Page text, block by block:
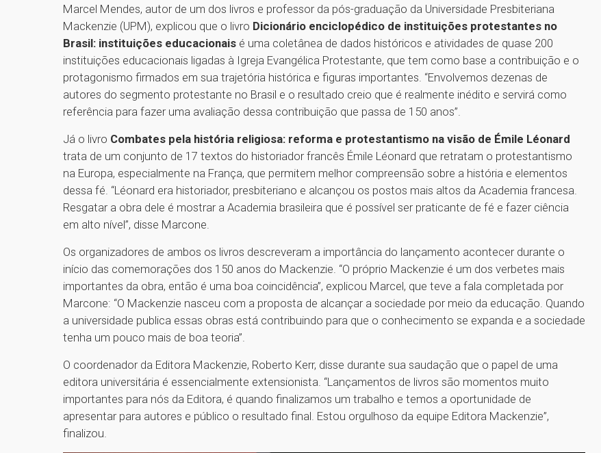
Marcel Mendes, autor de um dos livros e professor da pós-graduação da Universidade Presbiteriana
Mackenzie (UPM), explicou que o livro Dicionário enciclopédico de instituições protestantes no
Brasil: instituições educacionais é uma coletânea de dados históricos e atividades de quase 200
instituições educacionais ligadas à Igreja Evangélica Protestante, que tem como base a contribuição e o
protagonismo firmados em sua trajetória histórica e figuras importantes. “Envolvemos dezenas de
autores do segmento protestante no Brasil e o resultado creio que é realmente inédito e servirá como
referência para fazer uma avaliação dessa contribuição que passa de 150 anos”.
Já o livro Combates pela história religiosa: reforma e protestantismo na visão de Émile Léonard
trata de um conjunto de 17 textos do historiador francês Émile Léonard que retratam o protestantismo
na Europa, especialmente na França, que permitem melhor compreensão sobre a história e elementos
dessa fé. “Léonard era historiador, presbiteriano e alcançou os postos mais altos da Academia francesa.
Resgatar a obra dele é mostrar a Academia brasileira que é possível ser praticante de fé e fazer ciência
em alto nível”, disse Marcone.
Os organizadores de ambos os livros descreveram a importância do lançamento acontecer durante o
início das comemorações dos 150 anos do Mackenzie. “O próprio Mackenzie é um dos verbetes mais
importantes da obra, então é uma boa coincidência”, explicou Marcel, que teve a fala completada por
Marcone: “O Mackenzie nasceu com a proposta de alcançar a sociedade por meio da educação. Quando
a universidade publica essas obras está contribuindo para que o conhecimento se expanda e a sociedade
tenha um pouco mais de boa teoria”.
O coordenador da Editora Mackenzie, Roberto Kerr, disse durante sua saudação que o papel de uma
editora universitária é essencialmente extensionista. “Lançamentos de livros são momentos muito
importantes para nós da Editora, é quando finalizamos um trabalho e temos a oportunidade de
apresentar para autores e público o resultado final. Estou orgulhoso da equipe Editora Mackenzie”,
finalizou.